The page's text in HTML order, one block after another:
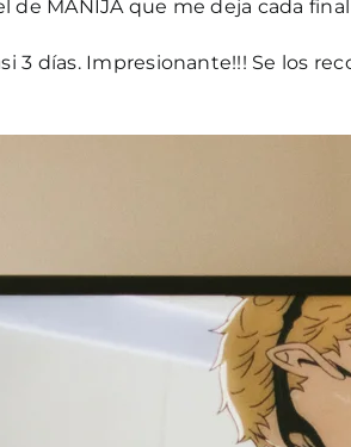
de MANIJA que me deja cada
3 días. Impresionante!!! Se los